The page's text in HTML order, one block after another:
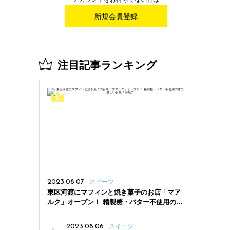
新規会員登録
注目記事ランキング
2023.08.07 スイーツ
東区河渡にマフィンと焼き菓子のお店「マア
ルク」オープン！ 精製糖・バター不使用の体
2023.08.06
スイーツ